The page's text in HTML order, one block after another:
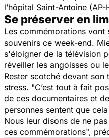
l’hôpital Saint-Antoine (AP-
Se préserver en
Les commémorations
souvenirs ce week-end.
s'éloigner de la télévision
réveiller les angoisses ou
Rester scotché devant son
stress. "C’est tout à fait
de ces documentaires et
personnes sentent que
Nous leur disons de ne
ces commémorations",